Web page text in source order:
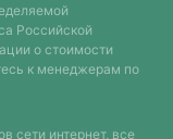
Российской
о стоимости
к менеджерам по
сети интернет, все